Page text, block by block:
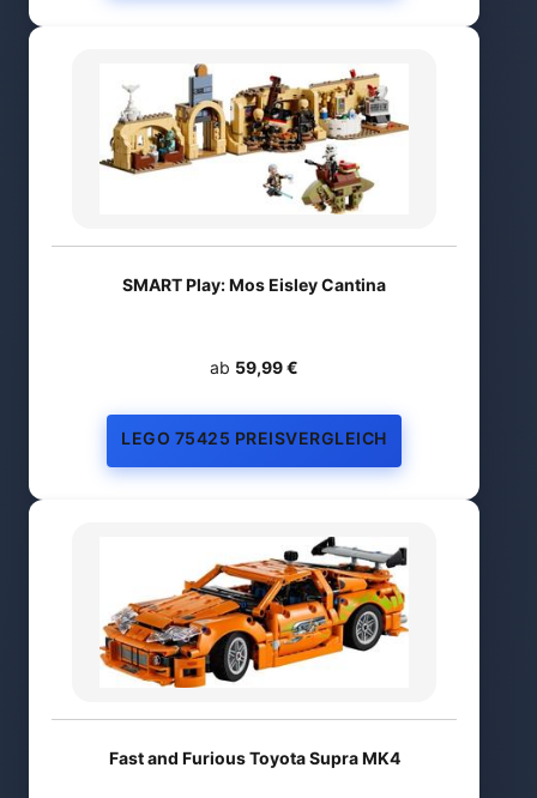
SMART Play: Mos Eisley Cantina
ab 59,99 €
LEGO 75425 PREISVERGLEICH
Fast and Furious Toyota Supra MK4